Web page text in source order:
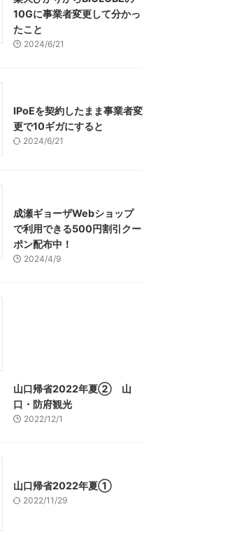
10Gに事業者変更して分かっ
たこと
2024/6/21
IPoEを契約したまま事業者変
更で10ギガにすると
2024/6/21
成瀬ギョーザWebショップ
で利用できる500円割引クー
ポン配布中！
2024/4/9
山口帰省2022年夏② 山
口・防府観光
2022/12/1
山口帰省2022年夏①
2022/11/29